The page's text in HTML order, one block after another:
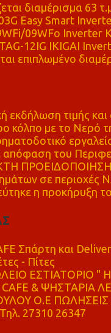
διαμέρισμα 63
Easy Smart
09WFo Inverter
12IG IKIGAI
επιπλωμένο
εκδήλωση τιμής
κόλπο με το Νερό
απόφαση του
ΠΡΟΕΙΔΟΠΟΙΗΣΗ -
σε περιοχές
η προκήρυξη
Σπάρτη και
- Πίτες
ΕΣΤΙΑΤΟΡΙΟ "
& ΨΗΣΤΑΡΙΑ
Ο.Ε ΠΩΛΗΣΕΙΣ
27310 26347